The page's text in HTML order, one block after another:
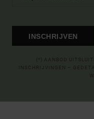
INSCHRIJVEN